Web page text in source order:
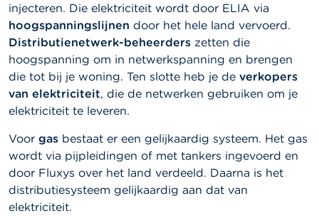
injecteren. Die elektriciteit wordt door ELIA via
hoogspanningslijnen door het hele land vervoerd.
Distributienetwerk-beheerders zetten die
hoogspanning om in netwerkspanning en brengen
die tot bij je woning. Ten slotte heb je de verkopers
van elektriciteit, die de netwerken gebruiken om je
elektriciteit te leveren.
Voor gas bestaat er een gelijkaardig systeem. Het gas
wordt via pijpleidingen of met tankers ingevoerd en
door Fluxys over het land verdeeld. Daarna is het
distributiesysteem gelijkaardig aan dat van
elektriciteit.